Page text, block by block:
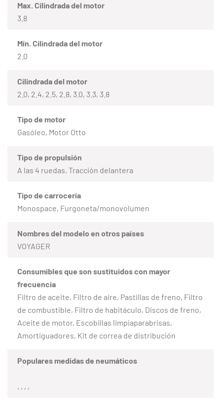
Max. Cilindrada del motor
3.8
Mín. Cilindrada del motor
2.0
Cilindrada del motor
2.0, 2.4, 2.5, 2.8, 3.0, 3.3, 3.8
Tipo de motor
Gasóleo, Motor Otto
Tipo de propulsión
A las 4 ruedas, Tracción delantera
Tipo de carrocería
Monospace, Furgoneta/monovolumen
Nombres del modelo en otros países
VOYAGER
Consumibles que son sustituidos con mayor
frecuencia
Filtro de aceite, Filtro de aire, Pastillas de freno, Filtro
de combustible, Filtro de habitáculo, Discos de freno,
Aceite de motor, Escobillas limpiaparabrisas,
Amortiguadores, Kit de correa de distribución
Populares medidas de neumáticos
, , , ,